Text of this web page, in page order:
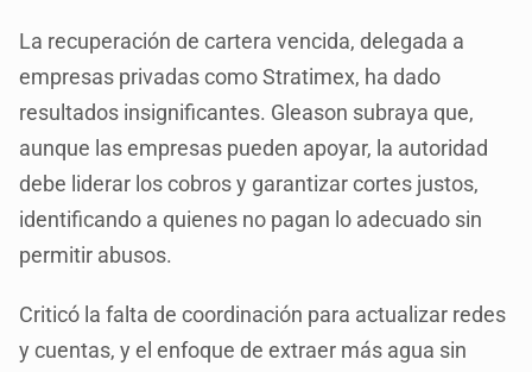
La recuperación de cartera vencida, delegada a
empresas privadas como Stratimex, ha dado
resultados insignificantes. Gleason subraya que,
aunque las empresas pueden apoyar, la autoridad
debe liderar los cobros y garantizar cortes justos,
identificando a quienes no pagan lo adecuado sin
permitir abusos.
Criticó la falta de coordinación para actualizar redes
y cuentas, y el enfoque de extraer más agua sin